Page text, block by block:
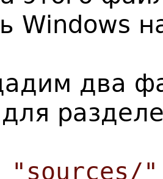
Windows
два